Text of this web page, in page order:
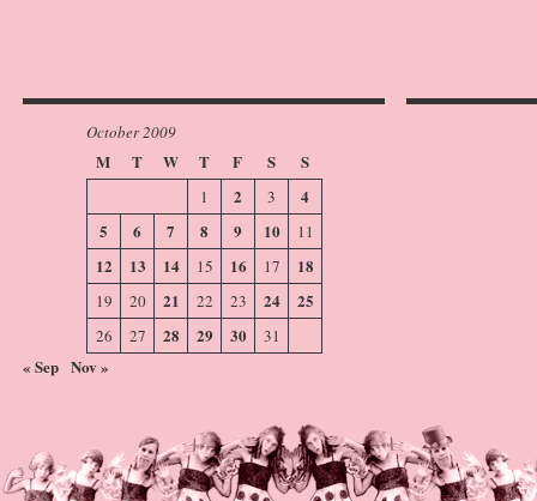
October 2009
M T W T F S S
1 2 3
4
5
6 7 8 9 10 11
12 13 14 15 16 17 18
19 20 21 22 23 24 25
26 27 28 29 30 31
« Sep Nov »